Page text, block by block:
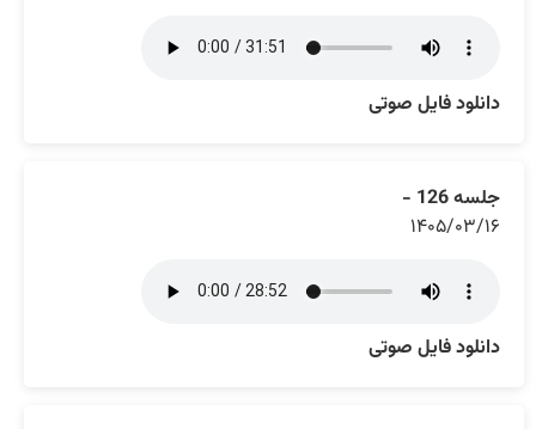
دانلود فایل صوتی
جلسه 126 -
۱۴۰۵/۰۳/۱۶
دانلود فایل صوتی